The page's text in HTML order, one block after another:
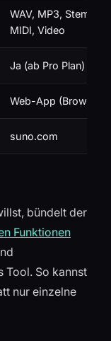
WAV, MP3, Stems
MIDI, Video
Ja (ab Pro Plan)
Web-App (Browser)
suno.com
bündelt der
Funktionen
Tool. So kannst
nur einzelne